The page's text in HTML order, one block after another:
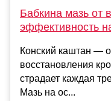
Бабкина мазь от
эффективность
Конский каштан —
восстановления
страдает каждая
Мазь на ос...